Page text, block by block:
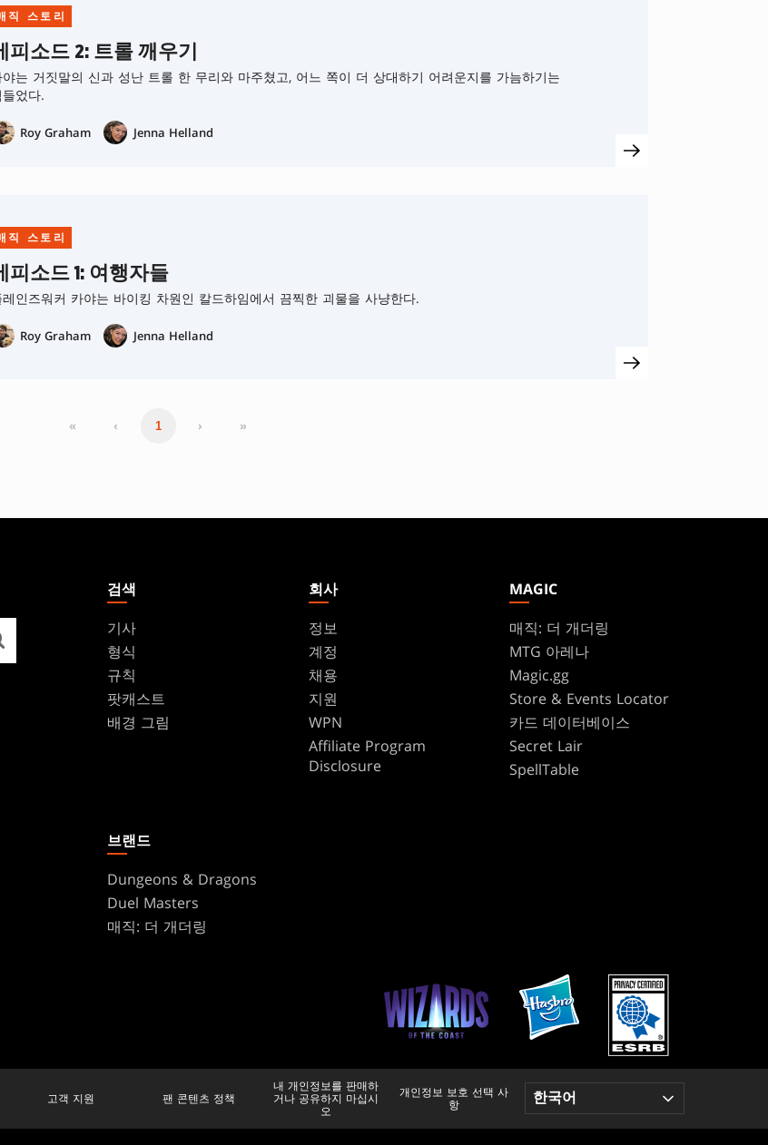
직 스토리
피소드 2: 트롤 깨우기
야는 거짓말의 신과 성난 트롤 한 무리와 마주쳤고, 어느 쪽이 더 상대하기 어려운지를 가늠하기는
들었다.
Roy Graham Jenna Helland
직 스토리
피소드 1: 여행자들
레인즈워커 카야는 바이킹 차원인 칼드하임에서 끔찍한 괴물을 사냥한다.
Roy Graham Jenna Helland
« ‹ 1 › »
검색
기사
형식
규칙
팟캐스트
배경 그림
회사
정보
계정
채용
지원
WPN
Affiliate Program
Disclosure
MAGIC
매직: 더 개더링
MTG 아레나
Magic.gg
Store & Events Locator
카드 데이터베이스
Secret Lair
SpellTable
브랜드
Dungeons & Dragons
Duel Masters
매직: 더 개더링
고객 지원 팬 콘텐츠 정책
내 개인정보를 판매하
거나 공유하지 마십시
오
개인정보 보호 선택 사
항